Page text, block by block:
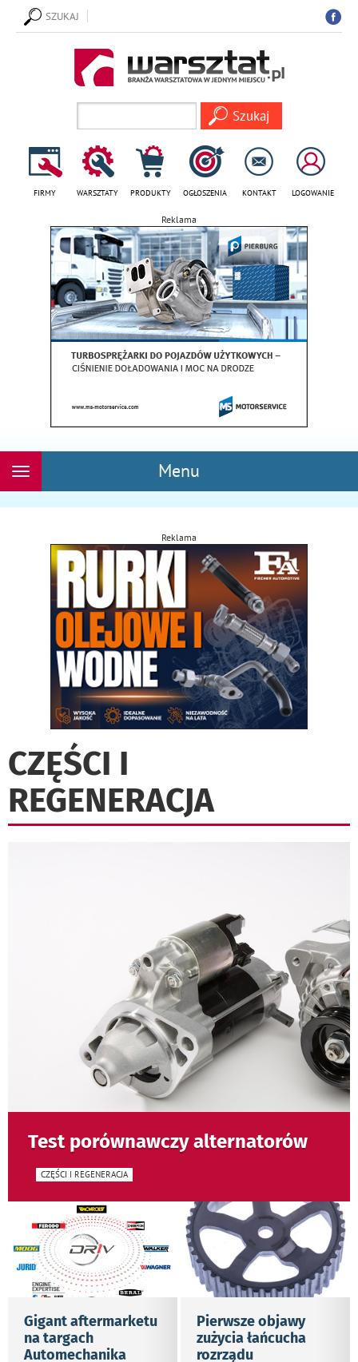
SZUKAJ
FIRMY WARSZTATY PRODUKTY OGŁOSZENIA KONTAKT LOGOWANIE
Reklama
Menu
Rozwiń
Reklama
CZĘŚCI I
REGENERACJA
Test porównawczy alternatorów
CZĘŚCI I REGENERACJA
Gigant aftermarketu
na targach
Automechanika
Pierwsze objawy
zużycia łańcucha
rozrządu